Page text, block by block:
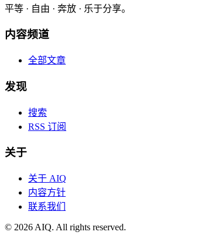
平等 · 自由 · 奔放 · 乐于分享。
内容频道
全部文章
发现
搜索
RSS 订阅
关于
关于 AIQ
内容方针
联系我们
© 2026 AIQ. All rights reserved.